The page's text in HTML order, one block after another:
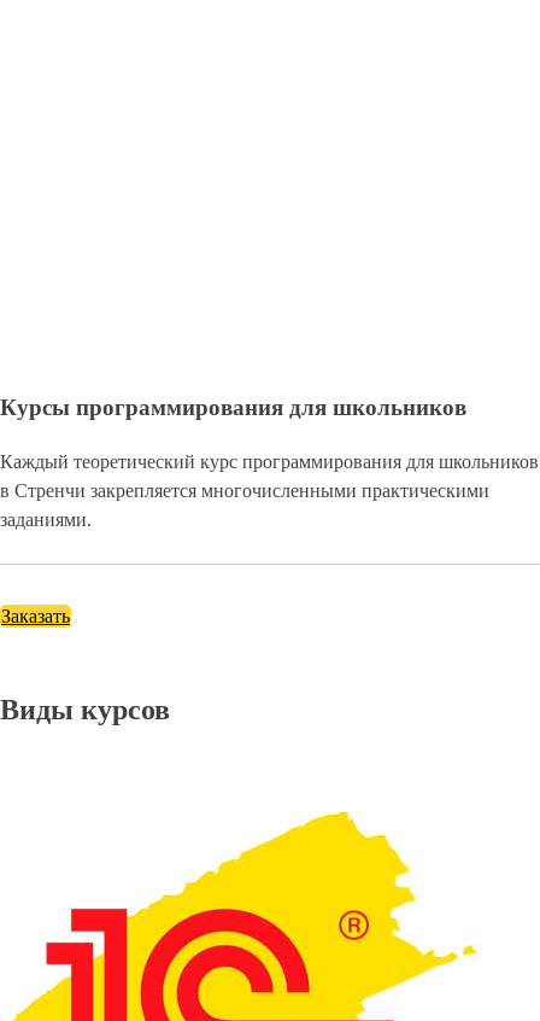
Курсы программирования для школьников
Каждый теоретический курс программирования для школьников
в Стренчи закрепляется многочисленными практическими
заданиями.
Заказать
Виды курсов